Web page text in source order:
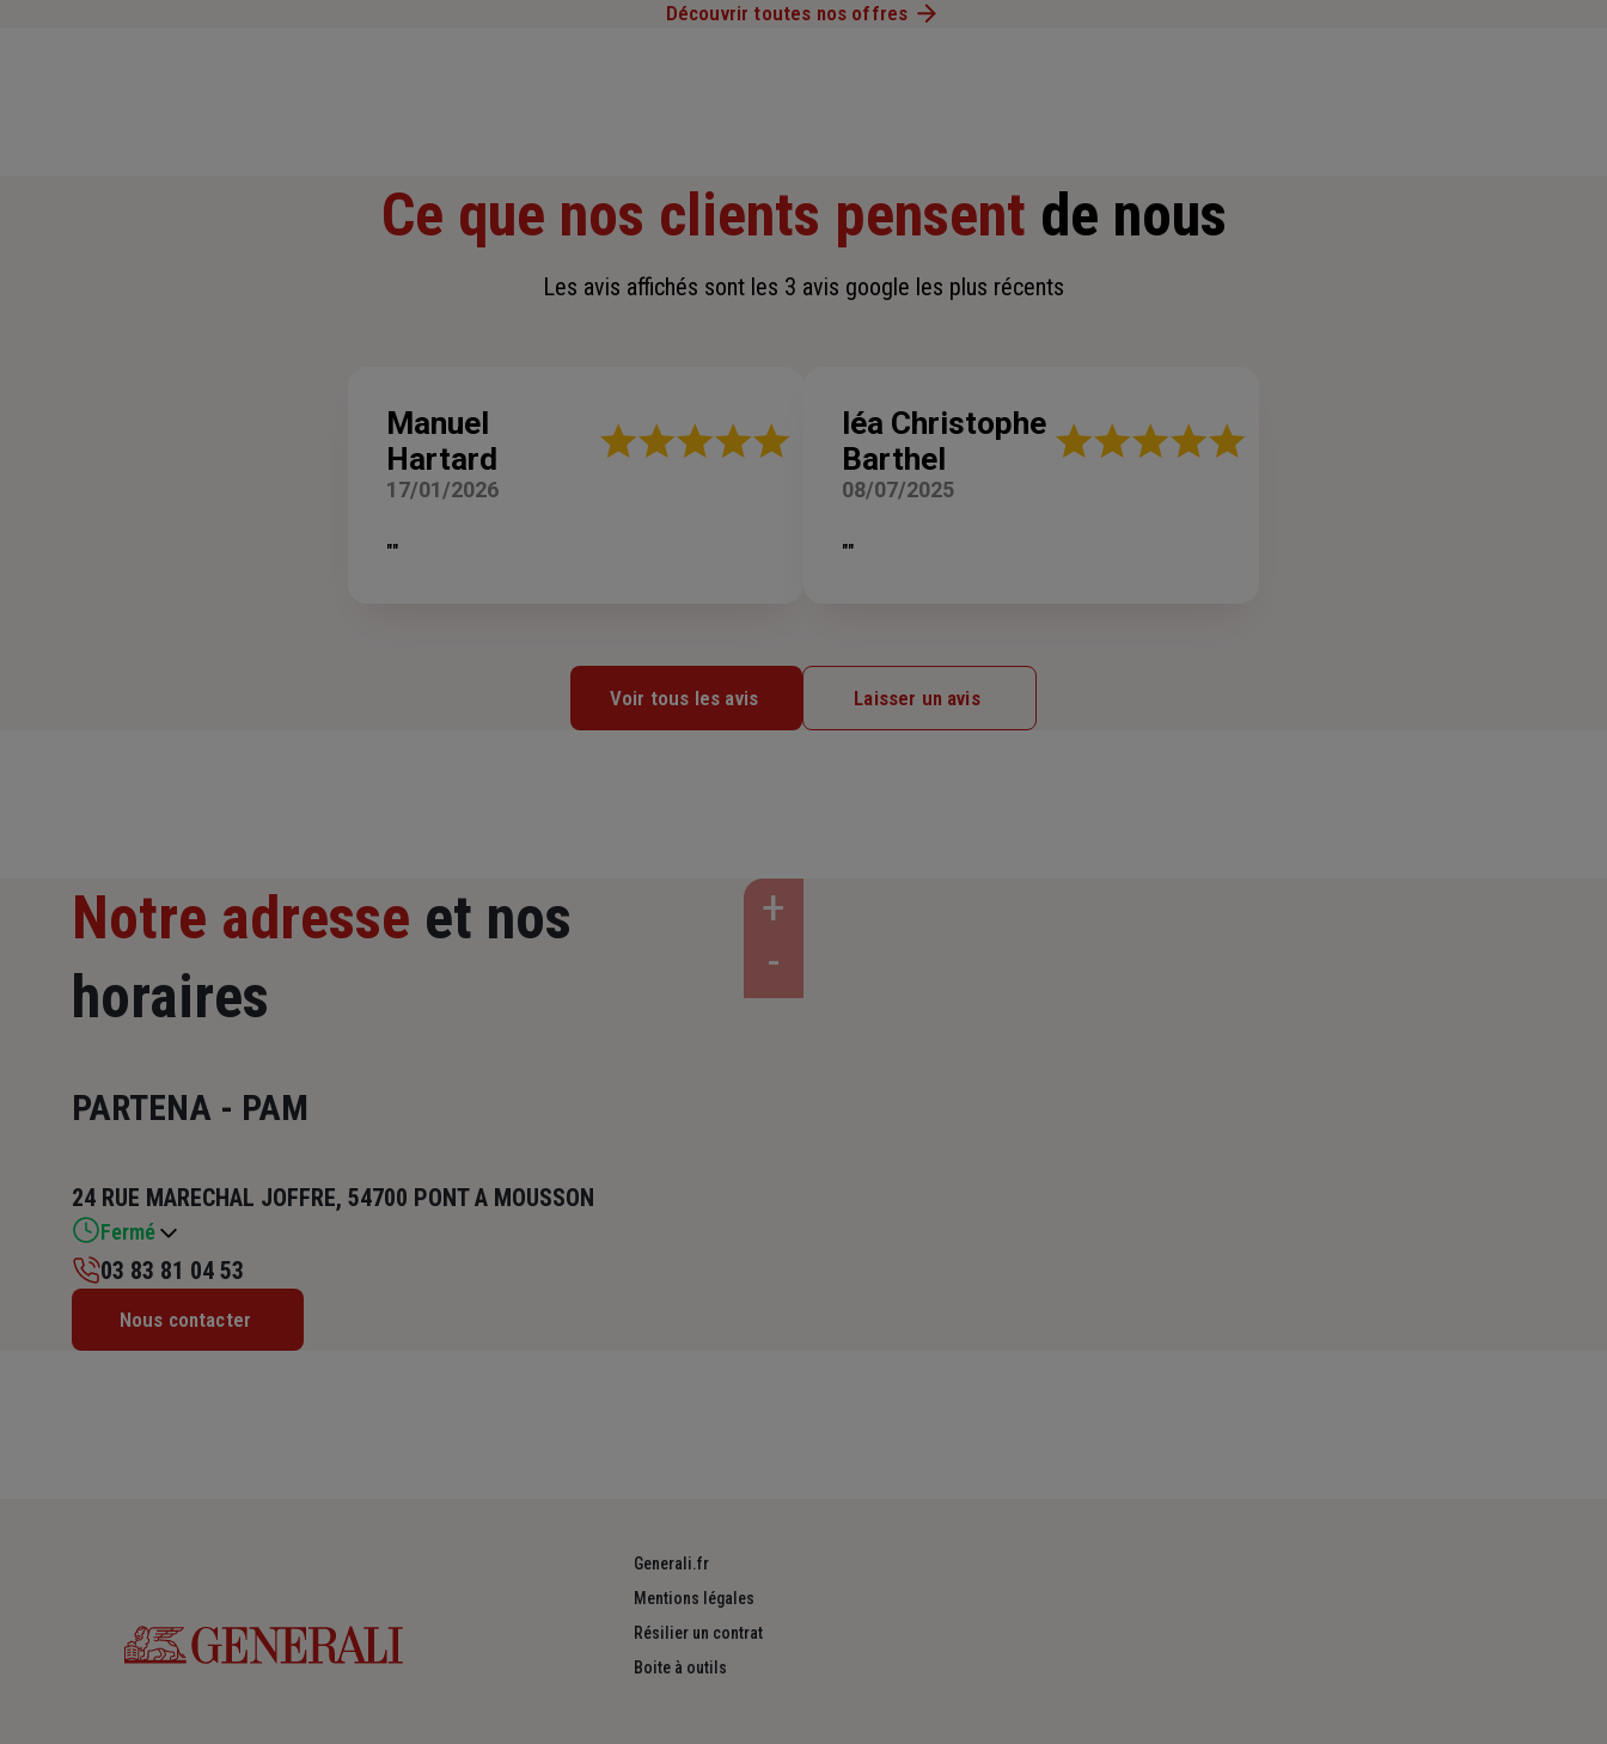
Découvrir toutes nos offres
Ce que nos clients pensent de nous
Les avis affichés sont les 3 avis google les plus récents
Manuel
Hartard
Note
17/01/2026
""
léa Christophe
Barthel
Note
08/07/2025
""
Voir tous les avis Laisser un avis
Notre adresse et nos
horaires
PARTENA - PAM
24 RUE MARECHAL JOFFRE, 54700 PONT A MOUSSON
Fermé
Mardi : Fermé
03 83 81 04 53
Nous contacter
Generali.fr
Mentions légales
Résilier un contrat
Boite à outils